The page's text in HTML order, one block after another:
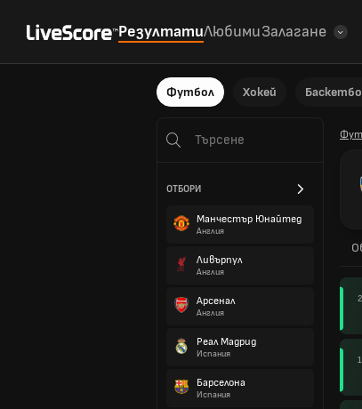
РезултатиЛюбимиЗалагане
Футбол Хокей
ОТБОРИ
Манчестър Юнайтед
Англия
Ливърпул
Англия
Арсенал
Англия
Реал Мадрид
Испания
Барселона
Испания